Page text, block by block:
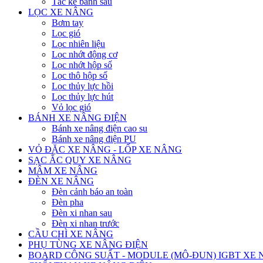
LỌC XE NÂNG
Bơm tay
Lọc gió
Lọc nhiên liệu
Lọc nhớt động cơ
Lọc nhớt hộp số
Lọc thô hộp số
Lọc thủy lực hồi
Lọc thủy lực hút
Vỏ lọc gió
BÁNH XE NÂNG ĐIỆN
Bánh xe nâng điện cao su
Bánh xe nâng điện PU
VỎ ĐẶC XE NÂNG - LỐP XE NÂNG
SẠC ẮC QUY XE NÂNG
MÂM XE NÂNG
ĐÈN XE NÂNG
Đèn cảnh báo an toàn
Đèn pha
Đèn xi nhan sau
Đèn xi nhan trước
CẦU CHÌ XE NÂNG
PHỤ TÙNG XE NÂNG ĐIỆN
BOARD CÔNG SUẤT - MODULE (MÔ-ĐUN) IGBT XE